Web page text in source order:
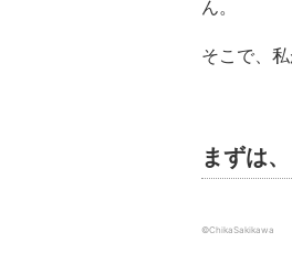
ん。
そこで、
まずは
©ChikaSakikawa